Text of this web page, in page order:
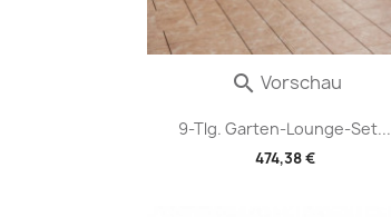
9-Tlg. Garten-Lounge-Set...
474,38 €
 Vorschau